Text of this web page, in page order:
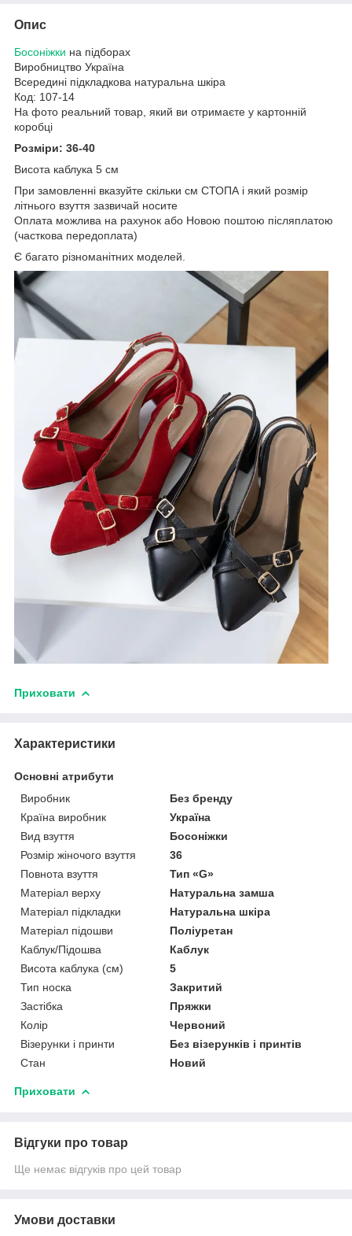
Опис
Босоніжки на підборах
Виробництво Україна
Всередині підкладкова натуральна шкіра
Код: 107-14
На фото реальний товар, який ви отримаєте у картонній
коробці
Розміри: 36-40
Висота каблука 5 см
При замовленні вказуйте скільки см СТОПА і який розмір
літнього взуття зазвичай носите
Оплата можлива на рахунок або Новою поштою післяплатою
(часткова передоплата)
Є багато різноманітних моделей.
Приховати
Характеристики
Основні атрибути
Виробник
Без бренду
Країна виробник
Україна
Вид взуття
Босоніжки
Розмір жіночого взуття
36
Повнота взуття
Тип «G»
Матеріал верху
Натуральна замша
Матеріал підкладки
Натуральна шкіра
Матеріал підошви
Поліуретан
Каблук/Підошва
Каблук
Висота каблука (см)
5
Тип носка
Закритий
Застібка
Пряжки
Колір
Червоний
Візерунки і принти
Без візерунків і принтів
Стан
Новий
Приховати
Відгуки про товар
Ще немає відгуків про цей товар
Умови доставки